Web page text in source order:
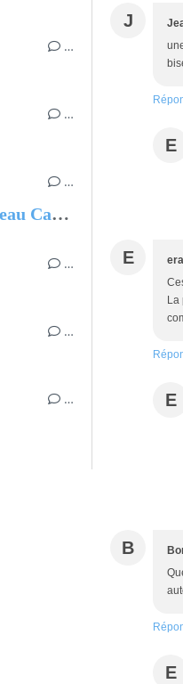
J
E
E
La
E
B
E
…
…
…
Une pluie de fleurs au nouveau Café de Flore
…
…
…